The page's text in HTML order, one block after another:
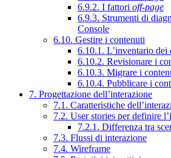
6.9.2. I fattori off-page
6.9.3. Strumenti di
Console
6.10. Gestire i contenuti
6.10.1. L’inventario dei
6.10.2. Revisionare i
6.10.3. Migrare i
6.10.4. Pubblicare i
7. Progettazione dell’interazione
7.1. Caratteristiche
7.2. User stories per definire
7.2.1. Differenza tra
7.3. Flussi di interazione
7.4. Wireframe